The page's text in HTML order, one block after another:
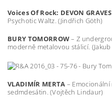
Voices Of Rock: DEVON GRAVES
Psychotic Waltz. (Jindřich Göth)
BURY TOMORROW– Z
moderně metalovou stálicí.
VLADIMÍR MERTA –
sedmdesátin. (Vojtěch Lindaur)